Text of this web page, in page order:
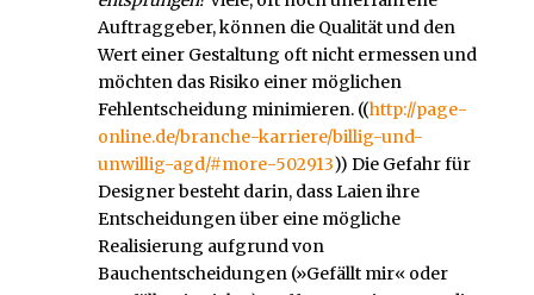
Auftraggeber, können die Qualität und den
Wert einer Gestaltung oft nicht ermessen und
möchten das Risiko einer möglichen
Fehlentscheidung minimieren. ((http://page-
online.de/branche-karriere/billig-und-
unwillig-agd/#more-502913)) Die Gefahr für
Designer besteht darin, dass Laien ihre
Entscheidungen über eine mögliche
Realisierung aufgrund von
Bauchentscheidungen (»Gefällt mir« oder